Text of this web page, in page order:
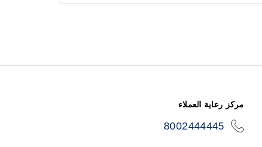
مركز رعاية العملاء
8002444445